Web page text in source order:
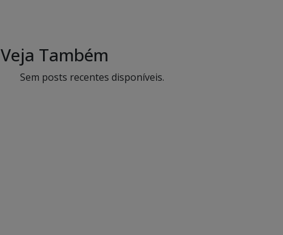
Veja Também
Sem posts recentes disponíveis.